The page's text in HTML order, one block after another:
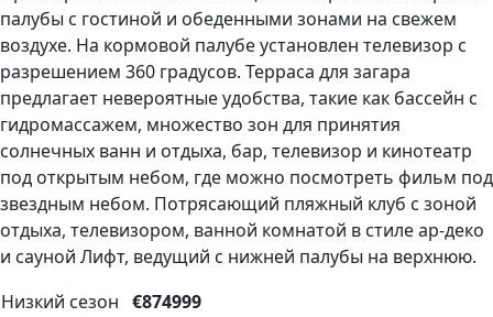
палубы с гостиной и обеденными зонами на свежем
воздухе. На кормовой палубе установлен телевизор с
разрешением 360 градусов. Терраса для загара
предлагает невероятные удобства, такие как бассейн с
гидромассажем, множество зон для принятия
солнечных ванн и отдыха, бар, телевизор и кинотеатр
под открытым небом, где можно посмотреть фильм под
звездным небом. Потрясающий пляжный клуб с зоной
отдыха, телевизором, ванной комнатой в стиле ар-деко
и сауной Лифт, ведущий с нижней палубы на верхнюю.
Низкий сезон €874999